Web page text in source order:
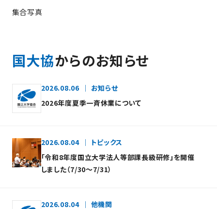
集合写真
国大協からのお知らせ
2026.08.06
お知らせ
2026年度夏季一斉休業について
2026.08.04
トピックス
「令和8年度国立大学法人等部課長級研修」を開催
しました（7/30～7/31）
2026.08.04
他機関